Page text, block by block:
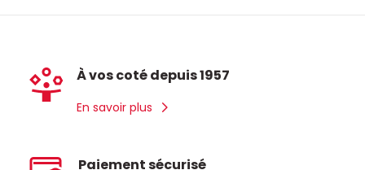
À vos coté depuis 1957
En savoir plus
Paiement sécurisé